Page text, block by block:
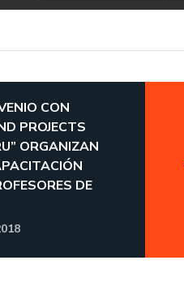
CON
PROJECTS
ORGANIZAN
DE